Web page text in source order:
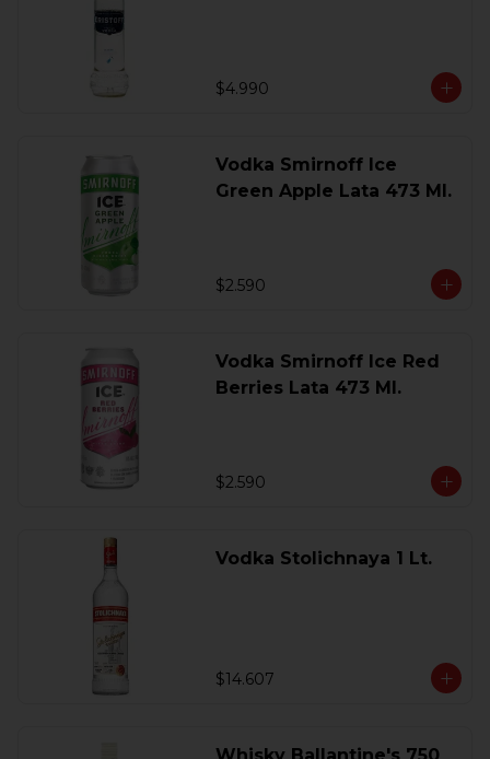
$4.990
Vodka Smirnoff Ice
Green Apple Lata 473 Ml.
$2.590
Vodka Smirnoff Ice Red
Berries Lata 473 Ml.
$2.590
Vodka Stolichnaya 1 Lt.
$14.607